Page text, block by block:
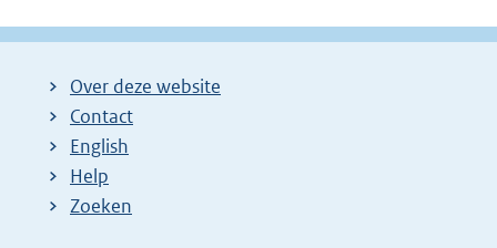
Over deze website
Contact
English
Help
Zoeken